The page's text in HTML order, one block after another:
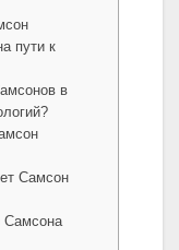
пути к
в
Самсон
Самсона